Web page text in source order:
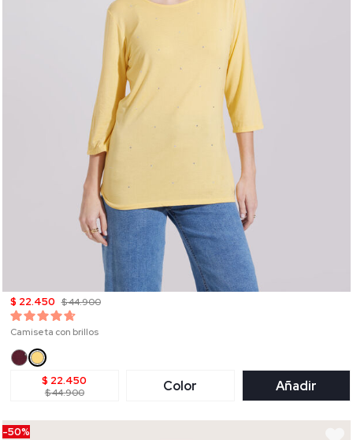
$ 22.450 $ 44.900
Camiseta con brillos
$ 22.450
$ 44.900 Color Añadir
-50%